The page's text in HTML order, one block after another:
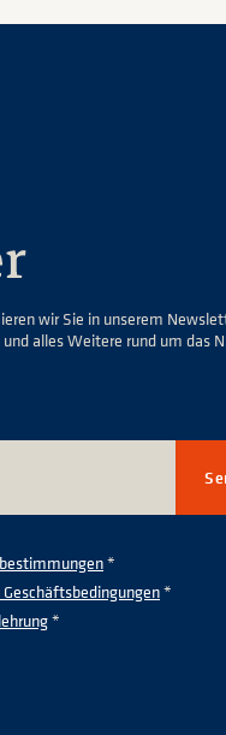
wir Sie in unserem
alles Weitere rund um das
*
*
*